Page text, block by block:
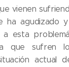
vienen
ha agudizado
esta
que sufren
actual